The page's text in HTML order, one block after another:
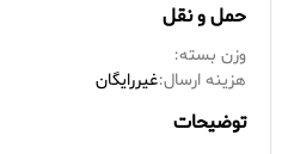
حمل و نقل
وزن بسته:
هزینه ارسال:غیررایگان
توضیحات